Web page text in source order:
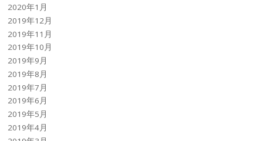
2020年1月
2019年12月
2019年11月
2019年10月
2019年9月
2019年8月
2019年7月
2019年6月
2019年5月
2019年4月